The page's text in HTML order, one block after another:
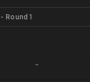
Round 1
-